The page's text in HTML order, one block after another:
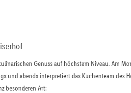
Genuss auf höchstem Niveau. Am
und abends interpretiert das Küchenteam des
besonderen Art: